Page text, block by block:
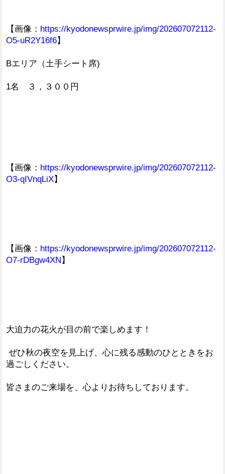
【画像： https://kyodonewsprwire.jp/img/202607072112-
O5-uR2Y16f6】
Bエリア（土手シート席)
1名 ３，３００円
【画像： https://kyodonewsprwire.jp/img/202607072112-
O3-qIVnqLiX】
【画像： https://kyodonewsprwire.jp/img/202607072112-
O7-rDBgw4XN 】
大迫力の花火が目の前で楽しめます！
ぜひ秋の夜空を見上げ、心に残る感動のひとときをお
過ごしください。
皆さまのご来場を、心よりお待ちしております。